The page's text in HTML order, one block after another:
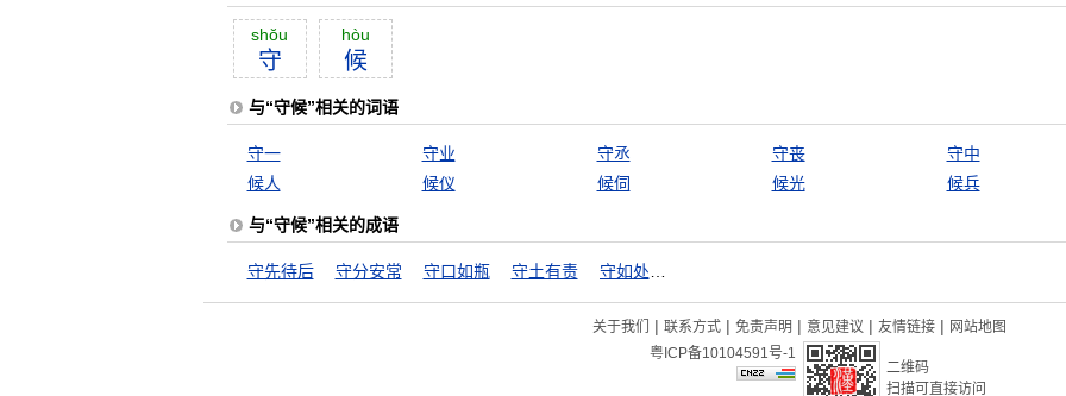
shŏu
守
hòu
候
与“守候”相关的词语
守一 守业 守丞 守丧
守中
候人
候仪 候伺 候光 候兵
与“守候”相关的成语
守先待后 守分安常 守口如瓶 守土有责
关于我们 | 联系方式 | 免责声明 | 意见建议 | 友情链接 | 网站地图
粤ICP备10104591号-1
二维码
扫描可直接访问